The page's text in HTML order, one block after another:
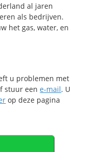
al jaren
als bedrijven.
het gas, water, en
u problemen met
stuur eene-mail. U
op deze pagina